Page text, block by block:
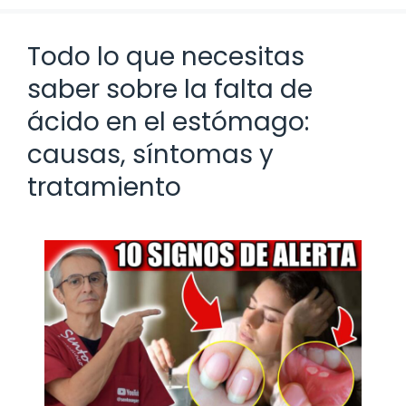
Todo lo que necesitas
saber sobre la falta de
ácido en el estómago:
causas, síntomas y
tratamiento